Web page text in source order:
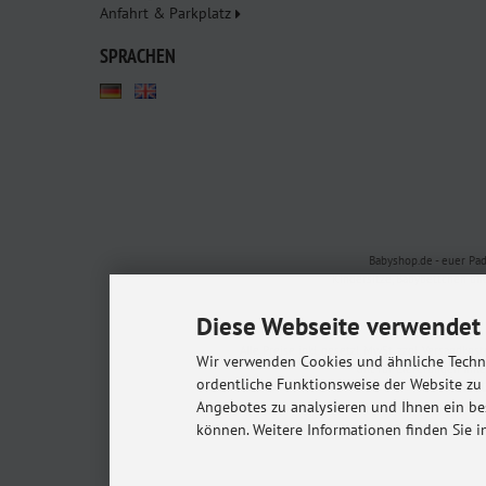
Anfahrt & Parkplatz
SPRACHEN
Babyshop.de - euer
Kindersitze, Babybettchen
* Gilt für Lieferungen
©
Diese Webseite
Wir verwenden Cookies und ähnliche
ordentliche Funktionsweise der Website
Angebotes zu analysieren und Ihnen ein
können. Weitere Informationen finden Sie